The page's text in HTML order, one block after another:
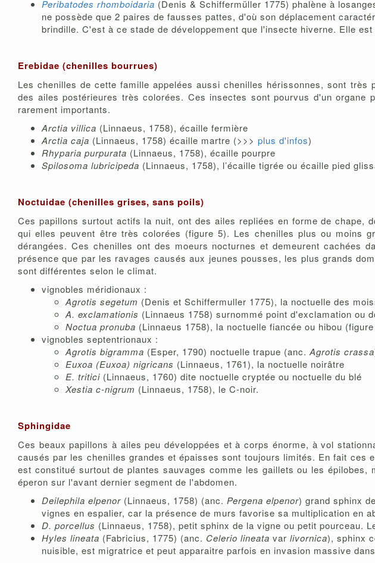
Peribatodes rhomboidaria (Denis & Schiffermüller 1775) phalène à
ne possède que 2 paires de fausses pattes, d'où son déplacement
brindille. C'est à ce stade de développement que l'insecte hiverne. Elle
Erebidae (chenilles bourrues)
Les chenilles de cette famille appelées aussi chenilles hérissonnes, sont
des ailes postérieures très colorées. Ces insectes sont pourvus d'un
rarement importants.
Arctia villica (Linnaeus, 1758), écaille fermière
Arctia caja (Linnaeus, 1758) écaille martre (>>> plus d'infos)
Rhyparia purpurata (Linnaeus, 1758), écaille pourpre
Spilosoma lubricipeda (Linnaeus, 1758), l’écaille tigrée ou écaille pied
Noctuidae (chenilles grises, sans poils)
Ces papillons surtout actifs la nuit, ont des ailes repliées en forme de chape,
qui elles peuvent être très colorées (figure 5). Les chenilles plus ou moins
dérangées. Ces chenilles ont des moeurs nocturnes et demeurent cachées
présence que par les ravages causés aux jeunes pousses, les plus grands
sont différentes selon le climat.
vignobles méridionaux :
Agrotis segetum (Denis et Schiffermuller 1775), la noctuelle des
A. exclamationis (Linnaeus 1758) surnommé point d'exclamation ou
Noctua pronuba (Linnaeus 1758), la noctuelle fiancée ou hibou
vignobles septentrionaux :
Agrotis bigramma (Esper, 1790) noctuelle trapue (anc.Agrotis crassa
Euxoa (Euxoa) nigricans (Linnaeus, 1761), la noctuelle noirâtre
E. tritici (Linnaeus, 1760) dite noctuelle cryptée ou noctuelle du blé
Xestia c-nigrum (Linnaeus, 1758), le C-noir.
Sphingidae
Ces beaux papillons à ailes peu développées et à corps énorme, à vol
causés par les chenilles grandes et épaisses sont toujours limités. En fait ces
est constitué surtout de plantes sauvages comme les gaillets ou les
éperon sur l'avant dernier segment de l'abdomen.
Deilephila elpenor (Linnaeus, 1758) (anc. Pergena elpenor) grand sphinx
vignes en espalier, car la présence de murs favorise sa multiplication en
D. porcellus (Linnaeus, 1758), petit sphinx de la vigne ou petit pourceau.
Hyles lineata (Fabricius, 1775) (anc. Celerio lineata var livornica), sphinx
nuisible, est migratrice et peut apparaitre parfois en invasion massive